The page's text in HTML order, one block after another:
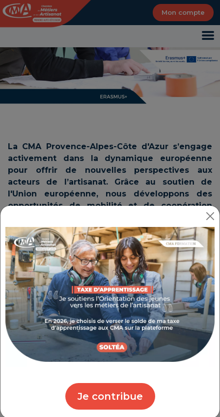
Mon compte
Je contribue
La CMA Provence-Alpes-Côte d'Azur s’engage
activement dans la dynamique européenne
pour offrir de nouvelles perspectives aux
acteurs de l’artisanat. Grâce au soutien de
l'Union européenne, nous développons des
opportunités de mobilité et de coopération
La CMA Provence-Alpes Côte d'Azur dispose d'une
accréditation Erasmus+ dans le cadre de ses projets
de mobilité pour l’enseignement et la formation
professionnelle (projets KA121). Cette accréditation
garantit un accès pérenne aux financements afin
de promouvoir l’internationalisation des parcours
de formation. La mobilité européenne est accessible
à tous : elle se veut inclusive et adaptée aux besoins
spécifiques de chaque participant pour garantir
une égalité des chances.
l'implication de plusieurs partenaires
Panneau de gestion des cookies